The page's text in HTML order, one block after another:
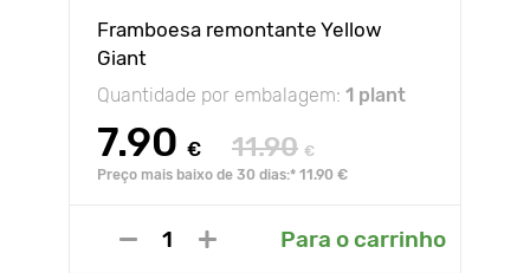
Framboesa remontante Yellow
Giant
Quantidade por embalagem: 1 plant
7.90 € 11.90 €
Preço mais baixo de 30 dias:* 11.90 €
Para o carrinho